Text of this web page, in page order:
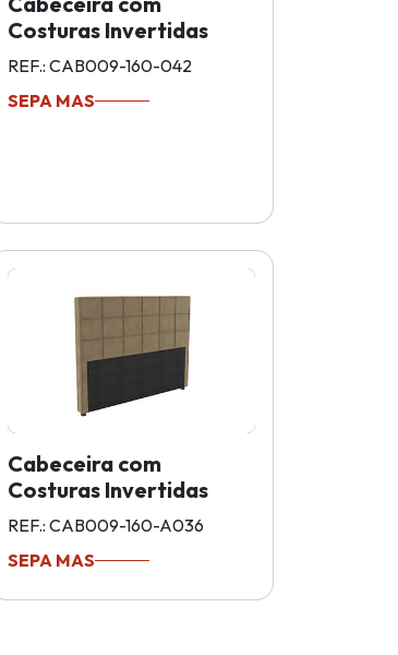
Costuras Invertidas
REF.: CAB009-160-042
SEPA MAS
Cabeceira com
Costuras Invertidas
REF.: CAB009-160-A036
SEPA MAS